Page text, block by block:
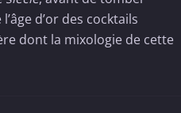
d’or des cocktails
dont la mixologie de cette